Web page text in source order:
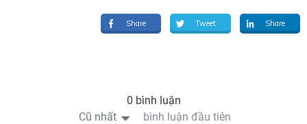
Share Tweet Share
0 bình luận
Cũ nhất
bình luận đầu tiên